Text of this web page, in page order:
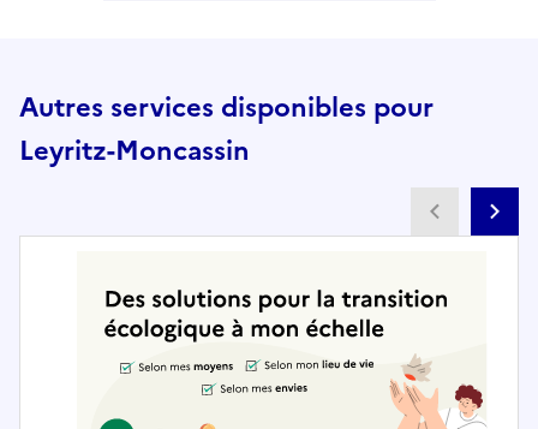
Autres services disponibles pour
Leyritz-Moncassin